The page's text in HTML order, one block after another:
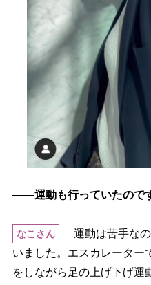
――運動も行っていたので
なこさん
運動は苦手なの
いました。エスカレーター
をしながら足の上げ下げ運